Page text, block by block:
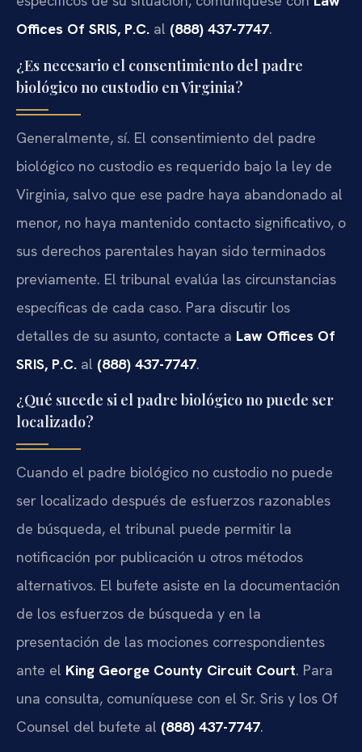
Offices Of SRIS, P.C. al (888) 437-7747.
¿Es necesario el consentimiento del padre
biológico no custodio en Virginia?
Generalmente, sí. El consentimiento del padre
biológico no custodio es requerido bajo la ley de
Virginia, salvo que ese padre haya abandonado al
menor, no haya mantenido contacto significativo, o
sus derechos parentales hayan sido terminados
previamente. El tribunal evalúa las circunstancias
específicas de cada caso. Para discutir los
detalles de su asunto, contacte a Law Offices Of
SRIS, P.C. al (888) 437-7747.
¿Qué sucede si el padre biológico no puede ser
localizado?
Cuando el padre biológico no custodio no puede
ser localizado después de esfuerzos razonables
de búsqueda, el tribunal puede permitir la
notificación por publicación u otros métodos
alternativos. El bufete asiste en la documentación
de los esfuerzos de búsqueda y en la
presentación de las mociones correspondientes
ante el King George County Circuit Court. Para
una consulta, comuníquese con el Sr. Sris y los Of
Counsel del bufete al (888) 437-7747.